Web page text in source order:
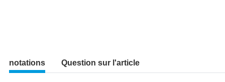
notations Question sur l'article